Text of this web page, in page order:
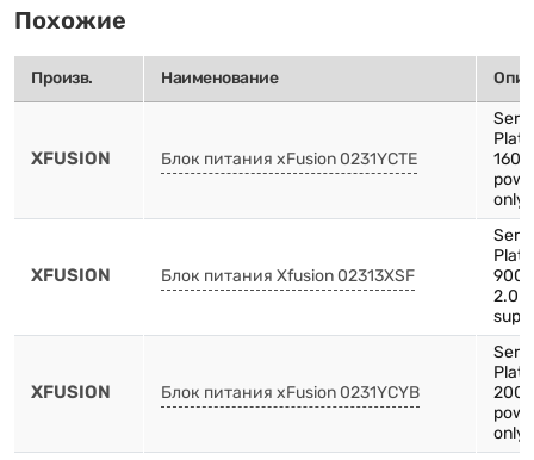
Похожие
Произв. Наименование
XFUSION Блок питания xFusion 0231YCTE
only
XFUSION Блок питания Xfusion 02313XSF
2.0
XFUSION Блок питания xFusion 0231YCYB
only